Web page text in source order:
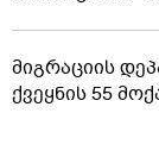
მიგრაციის
ქვეყნის 55